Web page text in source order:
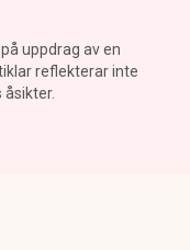
uppdrag av en
reflekterar inte
åsikter.